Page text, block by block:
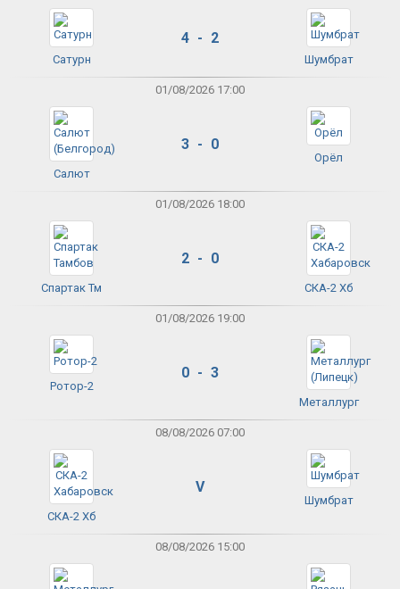
Сатурн
4 - 2
Шумбрат
01/08/2026 17:00
Салют
3 - 0
Орёл
01/08/2026 18:00
Спартак Тм
2 - 0
СКА-2 Хб
01/08/2026 19:00
Ротор-2
0 - 3
Металлург
08/08/2026 07:00
СКА-2 Хб
V
Шумбрат
08/08/2026 15:00